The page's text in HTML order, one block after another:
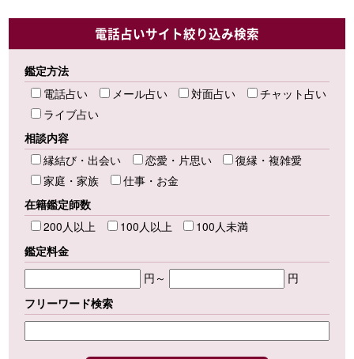
電話占いサイト絞り込み検索
鑑定方法
電話占い
メール占い 対面占い
チャット占い
ライブ占い
相談内容
縁結び・出会い
恋愛・片思い
復縁・複雑愛
家庭・家族
仕事・お金
在籍鑑定師数
200人以上
100人以上
100人未満
鑑定料金
円～
円
フリーワード検索